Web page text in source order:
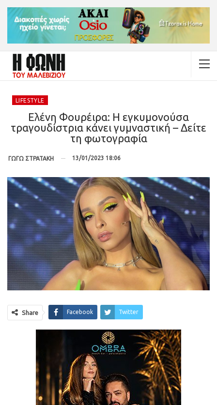
LIFESTYLE
Ελένη Φουρέιρα: Η εγκυμονούσα
τραγουδίστρια κάνει γυμναστική – Δείτε
τη φωτογραφία
ΓΩΓΩ ΣΤΡΑΤΑΚΗ 13/01/2023 18:06
Share Facebook Twitter